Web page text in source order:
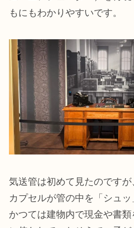
もにもわかりやすいです。
気送管は初めて見たのですが
カプセルが管の中を「シュッ
かつては建物内で現金や書